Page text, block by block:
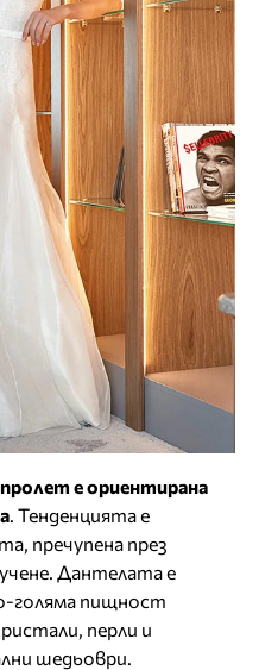
е ориентирана
. Тенденцията е
пречупена през
Дантелата е
голяма пищност
перли и
шедьоври.